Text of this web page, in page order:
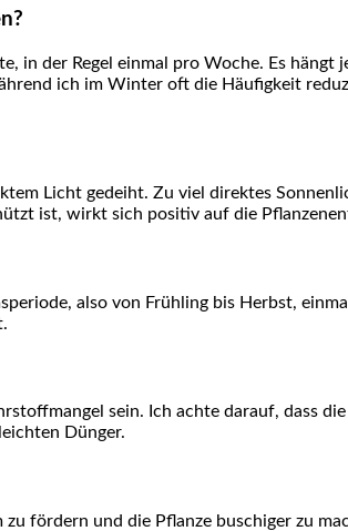
in der Regel einmal​ pro Woche. Es
ich‍ im⁣ Winter oft die Häufigkeit
Licht gedeiht. Zu viel direktes
ist,​ wirkt sich positiv auf die
also von⁢ Frühling bis Herbst,
⁤sein. Ich achte darauf, dass
Dünger.
⁣fördern und die Pflanze ⁣buschiger zu